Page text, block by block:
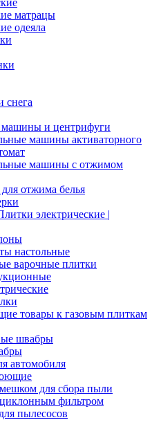
матрацы
одеяла
снега
и центрифуги
машины активаторного
машины с отжимом
отжима белья
электрические |
настольные
варочные плитки
товары к газовым плиткам
швабры
автомобиля
для сбора пыли
фильтром
пылесосов